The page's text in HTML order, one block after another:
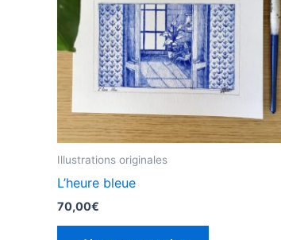
Illustrations originales
L’heure bleue
70,00€